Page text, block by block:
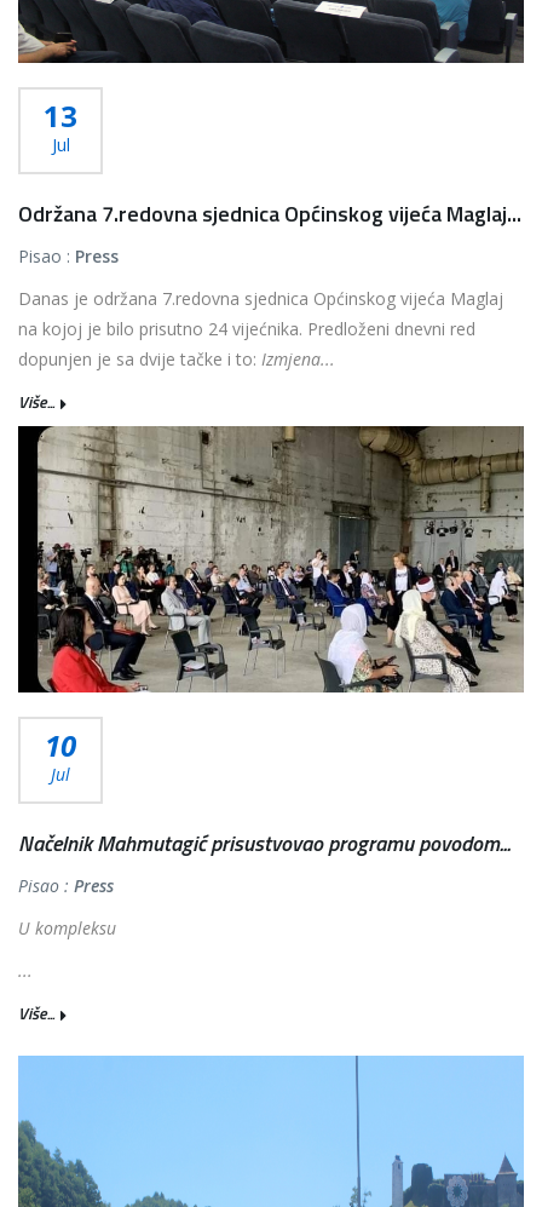
13
Jul
Održana 7.redovna sjednica Općinskog vijeća Maglaj...
Pisao : Press
Danas je održana 7.redovna sjednica Općinskog vijeća Maglaj
na kojoj je bilo prisutno 24 vijećnika. Predloženi dnevni red
dopunjen je sa dvije tačke i to: Izmjena...
Više...
10
Jul
Načelnik Mahmutagić prisustvovao programu povodom...
Pisao : Press
U kompleksu
...
Više...